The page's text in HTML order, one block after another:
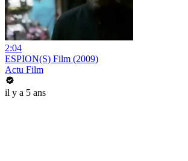
2:04
ESPION(S) Film (2009)
Actu Film
il y a 5 ans